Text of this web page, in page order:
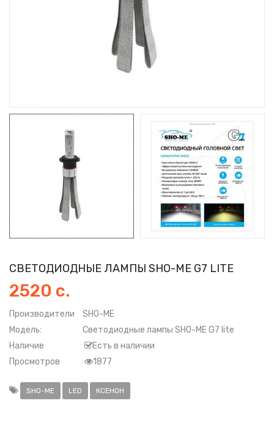
СВЕТОДИОДНЫЕ ЛАМПЫ SHO-ME G7 LITE
2520 с.
Производители
SHO-ME
Модель:
Светодиодные лампы SHO-ME G7 lite
Наличие
Есть в наличии
Просмотров
1877
SHO-ME LED КСЕНОН